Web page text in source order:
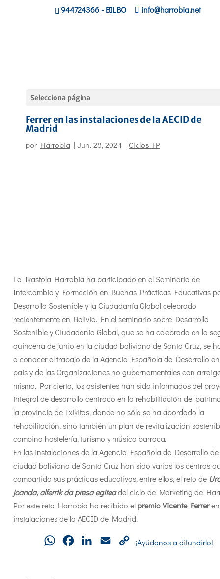
944724366- BILBO info@harrobia.net
Selecciona página
Ferrer en las instalaciones de la AECID de
Madrid
por Harrobia | Jun. 28, 2024 | Ciclos FP
La Ikastola Harrobia ha participado en el Seminario de
Intercambio y Formación en Buenas Prácticas Educativas
Desarrollo Sostenible y la Ciudadanía Global celebrado
recientemente en Bolivia. En el seminario sobre Desarrollo
Sostenible y Ciudadanía Global, que se ha celebrado en la
quincena de junio en la ciudad boliviana de Santa Cruz, se
a conocer el trabajo de la Agencia Española de Desarrollo
país y de las Organizaciones no gubernamentales con
mismo. Por cierto, los asistentes han sido informados del
integral de desarrollo centrado en la rehabilitación del
la provincia de Txikitos, donde no sólo se ha abordado la
rehabilitación, sino también un plan de revitalización
combina hostelería, turismo y música barroca.
En las instalaciones de la Agencia Española de Desarrollo
ciudad boliviana de Santa Cruz han sido varios los centros
compartido sus prácticas educativas, entre ellos, el reto de
joanda, alferrik da presa egiteadel ciclo de Marketing de
Por este reto Harrobia ha recibido el premio Vicente Ferreren
instalaciones de la AECID de Madrid.
WhatsAppFacebookLinkedInEmail
Copy
¡Ayúdanos a difundirlo!